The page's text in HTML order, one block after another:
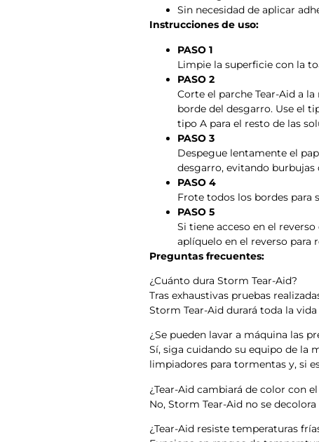
Sin necesidad de aplicar
Instrucciones de uso:
PASO 1
Limpie la superficie con la
PASO 2
Corte el parche Tear-Aid a
borde del desgarro. Use el
tipo A para el resto de las
PASO 3
Despegue lentamente el
desgarro, evitando burbujas
PASO 4
Frote todos los bordes para
PASO 5
Si tiene acceso en el
aplíquelo en el reverso para
Preguntas frecuentes:
¿Cuánto dura Storm Tear-Aid?
Tras exhaustivas pruebas
Storm Tear-Aid durará toda la
¿Se pueden lavar a máquina las
Sí, siga cuidando su equipo de la
limpiadores para tormentas y, si
¿Tear-Aid cambiará de color con
No, Storm Tear-Aid no se
¿Tear-Aid resiste temperaturas